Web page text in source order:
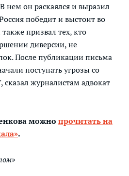
нем он раскаялся и выразил
победит и выстоит во
призвал тех, кто
диверсии, не
После публикации письма
поступать угрозы со
журналистам адвокат
можно прочитать на
.